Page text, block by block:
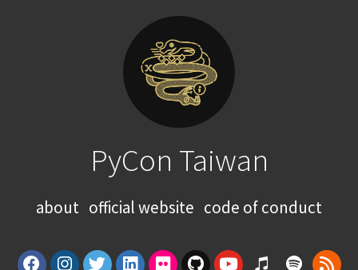
PyCon Taiwan
about official website code of conduct